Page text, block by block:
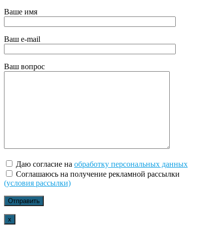
Ваше имя
Ваш e-mail
Ваш вопрос
Даю согласие на обработку персональных данных
Соглашаюсь на получение рекламной рассылки
(условия рассылки)
x